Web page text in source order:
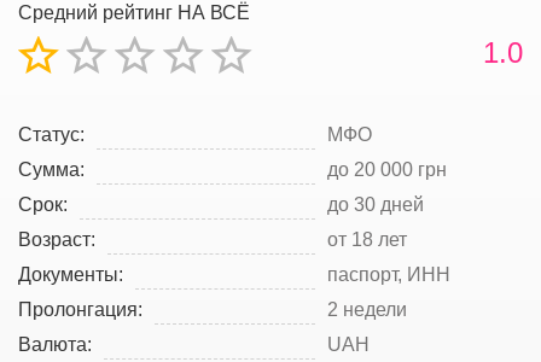
Средний рейтинг НА ВСЁ
1.0
Статус:
МФО
Сумма:
до 20 000 грн
Срок:
до 30 дней
Возраст:
от 18 лет
Документы:
паспорт, ИНН
Пролонгация:
2 недели
Валюта:
UAH